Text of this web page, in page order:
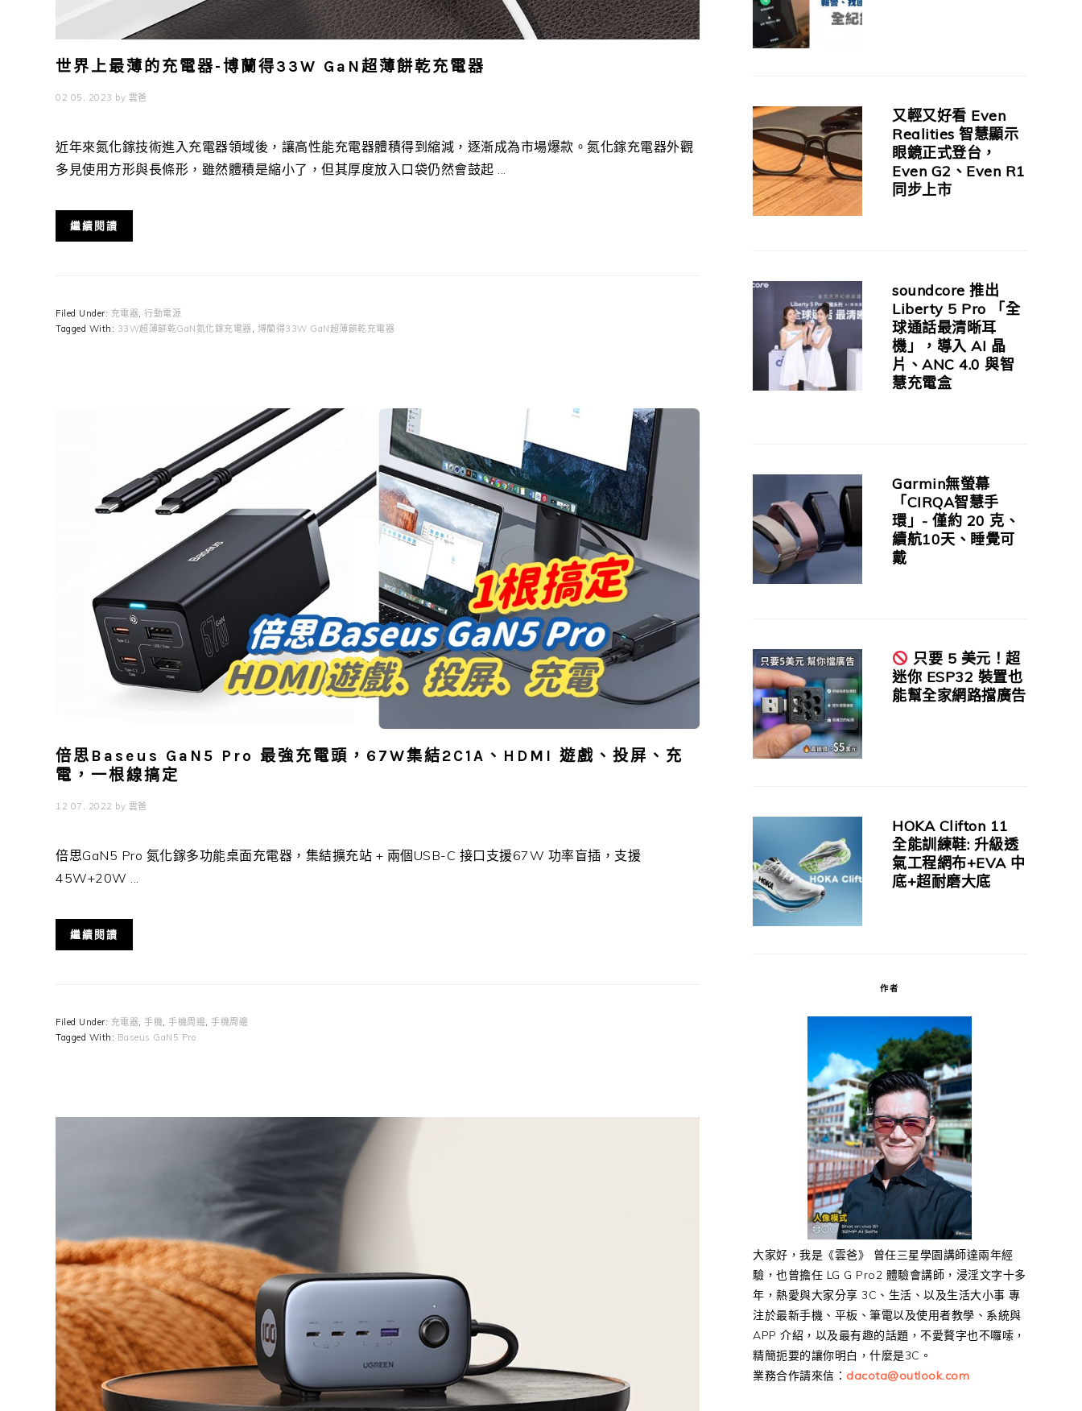
世界上最薄的充電器-博蘭得33W GaN超薄餅乾充電器
02 05, 2023 by 雲爸
近年來氮化鎵技術進入充電器領域後，讓高性能充電器體積得到縮減，逐漸成為市場爆款。氮化鎵充電器外觀
多見使用方形與長條形，雖然體積是縮小了，但其厚度放入口袋仍然會鼓起 ...
繼續閱讀
Filed Under: 充電器 行動電源
Tagged With: 33W超薄餅乾GaN氮化鎵充電器 博蘭得33W GaN超薄餅乾充電器
倍思Baseus GaN5 Pro 最強充電頭，67W集結2C1A、HDMI 遊戲、投屏、充
電，一根線搞定
12 07, 2022 by 雲爸
倍思GaN5 Pro 氮化鎵多功能桌面充電器，集結擴充站 + 兩個USB-C 接口支援67W 功率盲插，支援
45W+20W ...
繼續閱讀
Filed Under: 充電器, 手機, 手機周邊, 手機周邊
Tagged With: Baseus GaN5 Pro
又輕又好看 Even
Realities 智慧顯示
眼鏡正式登台，
Even G2、Even R1
同步上市
soundcore 推出
Liberty 5 Pro 「全
球通話最清晰耳
機」，導入 AI 晶
片、ANC 4.0 與智
慧充電盒
Garmin無螢幕
「CIRQA智慧手
環」- 僅約 20 克、
續航10天、睡覺可
戴
只要 5 美元！超
迷你 ESP32 裝置也
能幫全家網路擋廣告
HOKA Clifton 11
全能訓練鞋: 升級透
氣工程網布+EVA 中
底+超耐磨大底
作者
大家好，我是《雲爸》 曾任三星學園講師達兩年經
驗，也曾擔任 LG G Pro2 體驗會講師，浸淫文字十多
年，熱愛與大家分享 3C、生活、以及生活大小事 專
注於最新手機、平板、筆電以及使用者教學、系統與
APP 介紹，以及最有趣的話題，不愛贅字也不囉嗦，
精簡扼要的讓你明白，什麼是3C。
業務合作請來信： dacota@outlook.com